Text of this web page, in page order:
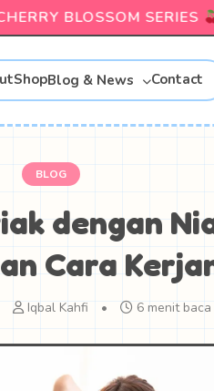
BLOSSOM SERIES
ShopBlog & News Contact
BLOG
dengan
Cara
Iqbal Kahfi • 6 menit baca